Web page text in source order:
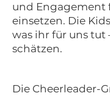
und Engagement
einsetzen. Die
was ihr für uns tut
schätzen.
Die Cheerleader-